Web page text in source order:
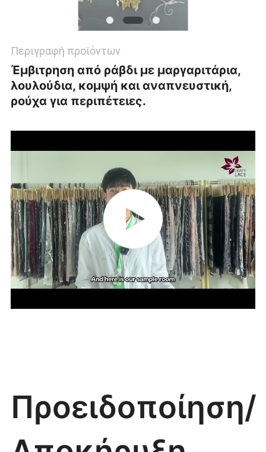
Περιγραφή προϊόντων
Έμβιτρηση από ράβδι με μαργαριτάρια,
λουλούδια, κομψή και αναπνευστική,
ρούχα για περιπέτειες.
Προειδοποίηση/